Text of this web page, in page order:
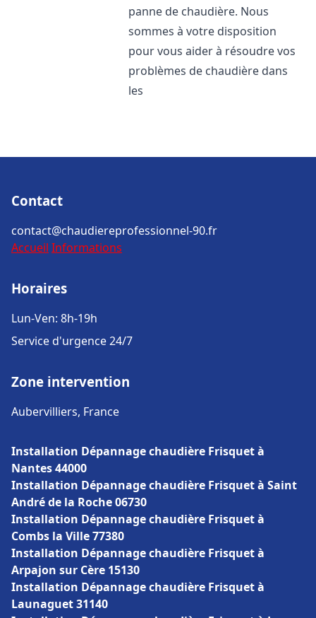
panne de chaudière. Nous
sommes à votre disposition
pour vous aider à résoudre vos
problèmes de chaudière dans
les
Contact
contact@chaudiereprofessionnel-90.fr
Accueil Informations
Horaires
Lun-Ven: 8h-19h
Service d'urgence 24/7
Zone intervention
Aubervilliers, France
Installation Dépannage chaudière Frisquet à
Nantes 44000
Installation Dépannage chaudière Frisquet à Saint
André de la Roche 06730
Installation Dépannage chaudière Frisquet à
Combs la Ville 77380
Installation Dépannage chaudière Frisquet à
Arpajon sur Cère 15130
Installation Dépannage chaudière Frisquet à
Launaguet 31140